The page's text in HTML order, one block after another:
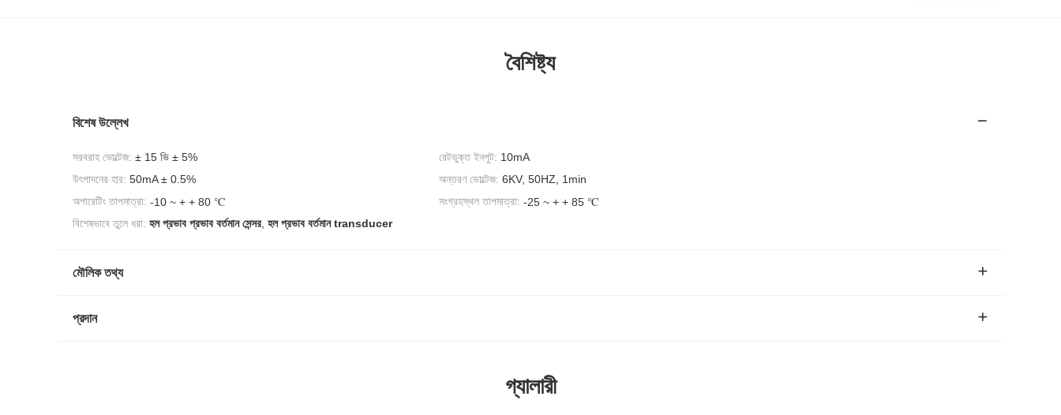
বৈশিষ্ট্য
বিশেষ উল্লেখ
সরবরাহ ভোল্টেজ: ± 15 ভি ± 5% রেটভুক্ত ইনপুট: 10mA
উৎপাদনের হার: 50mA ± 0.5% অন্তরণ ভোল্টেজ: 6KV, 50HZ, 1min
অপারেটিং তাপমাত্রা: -10 ~ + + 80 ℃ সংগ্রহস্থল তাপমাত্রা: -25 ~ + + 85 ℃
বিশেষভাবে তুলে ধরা: হল প্রভাব প্রভাব বর্তমান সেন্সর, হল প্রভাব বর্তমান transducer
মৌলিক তথ্য
প্রদান
গ্যালারী